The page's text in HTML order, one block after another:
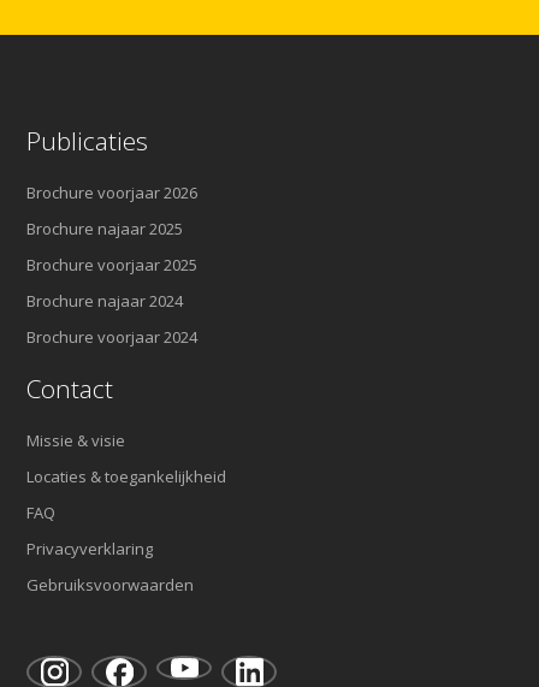
Publicaties
Brochure voorjaar 2026
Brochure najaar 2025
Brochure voorjaar 2025
Brochure najaar 2024
Brochure voorjaar 2024
Contact
Missie & visie
Locaties & toegankelijkheid
FAQ
Privacyverklaring
Gebruiksvoorwaarden